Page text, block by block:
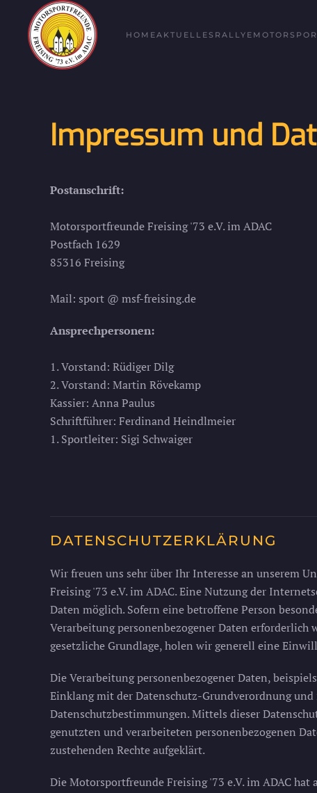
Zum Hauptinhalt springen
HOMEAKTUELLES RALLYE
Impressum und
Postanschrift:
Motorsportfreunde Freising '73 e.V. im ADAC
Postfach 1629
85316 Freising
Mail: sport @ msf-freising.de
Ansprechpersonen:
1. Vorstand: Rüdiger Dilg
2. Vorstand: Martin Rövekamp
Kassier: Anna Paulus
Schriftführer: Ferdinand Heindlmeier
1. Sportleiter: Sigi Schwaiger
DATENSCHUTZERKLÄRUNG
Wir freuen uns sehr über Ihr Interesse an unserem
Freising '73 e.V. im ADAC. Eine Nutzung der
Daten möglich. Sofern eine betroffene Person
Verarbeitung personenbezogener Daten
gesetzliche Grundlage, holen wir generell eine
Die Verarbeitung personenbezogener Daten,
Einklang mit der Datenschutz-Grundverordnung
Datenschutzbestimmungen. Mittels dieser
genutzten und verarbeiteten personenbezogenen
zustehenden Rechte aufgeklärt.
Die Motorsportfreunde Freising '73 e.V. im ADAC